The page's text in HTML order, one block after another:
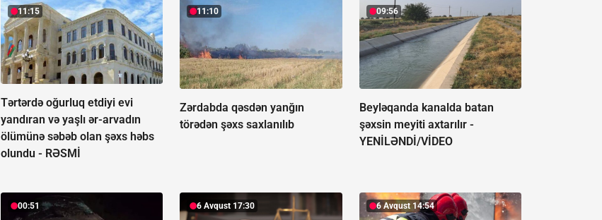
11:15
Tərtərdə oğurluq etdiyi evi
yandıran və yaşlı ər-arvadın
ölümünə səbəb olan şəxs həbs
olundu - RƏSMİ
11:10
Zərdabda qəsdən yanğın
törədən şəxs saxlanılıb
09:56
Beyləqanda kanalda batan
şəxsin meyiti axtarılır -
YENİLƏNDİ/VİDEO
00:51 6 Avqust 17:30 6 Avqust 14:54